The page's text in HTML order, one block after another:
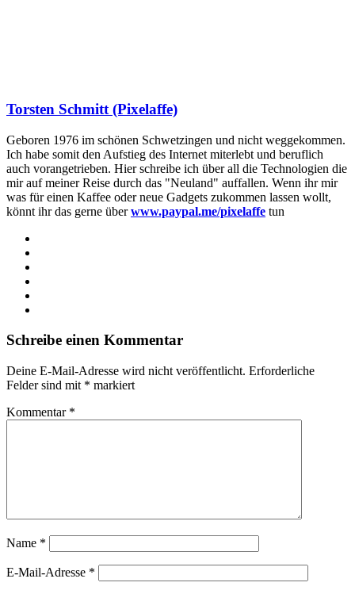
Torsten Schmitt (Pixelaffe)
Geboren 1976 im schönen Schwetzingen und nicht weggekommen.
Ich habe somit den Aufstieg des Internet miterlebt und beruflich
auch vorangetrieben. Hier schreibe ich über all die Technologien die
mir auf meiner Reise durch das "Neuland" auffallen. Wenn ihr mir
was für einen Kaffee oder neue Gadgets zukommen lassen wollt,
könnt ihr das gerne überwww.paypal.me/pixelaffe tun
Schreibe einen Kommentar
Deine E-Mail-Adresse wird nicht veröffentlicht. Erforderliche
Felder sind mit * markiert
Kommentar *
Name *
E-Mail-Adresse *